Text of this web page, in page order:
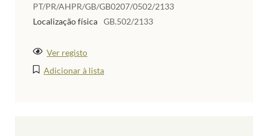
PT/PR/AHPR/GB/GB0207/0502/2133
Localização física GB.502/2133
Ver registo
Adicionar à lista